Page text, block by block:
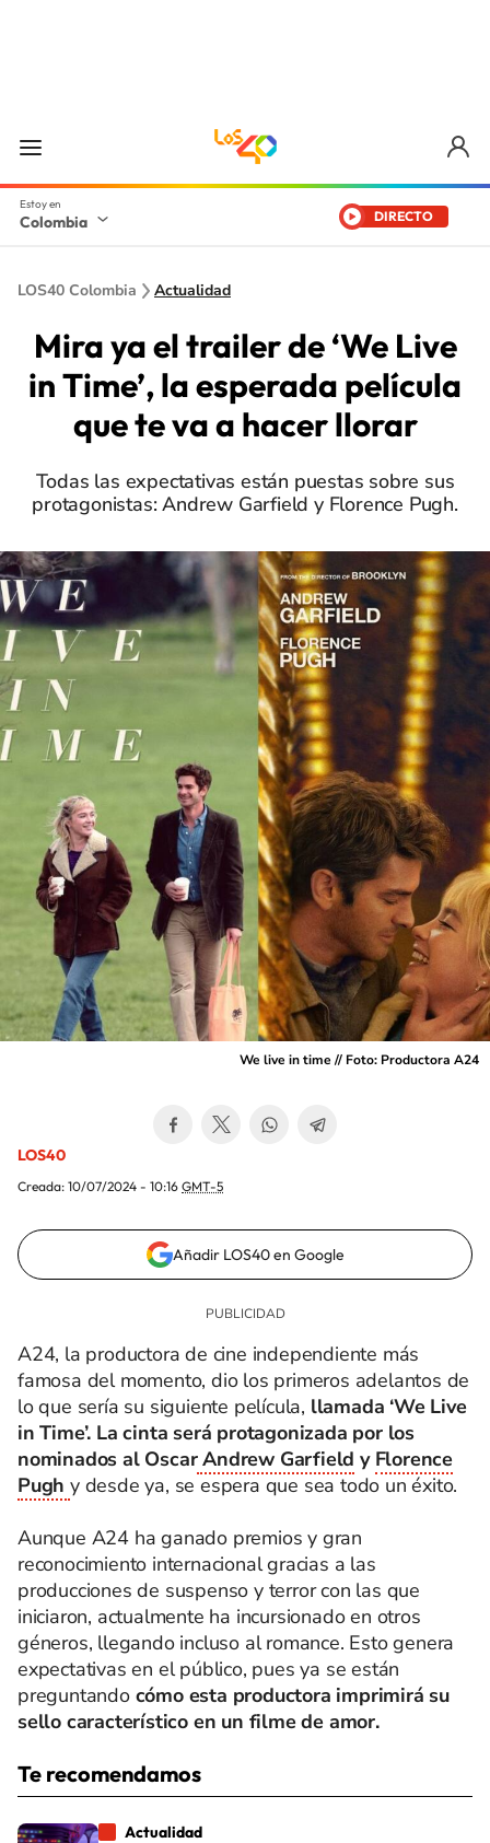
Colombia DIRECTO
LOS40 Colombia Actualidad
Mira ya el trailer de ‘We Live
in Time’, la esperada película
que te va a hacer llorar
Todas las expectativas están puestas sobre sus
protagonistas: Andrew Garfield y Florence Pugh.
We live in time // Foto: Productora A24
LOS40
Creada: 10/07/2024 - 10:16 GMT-5
Añadir LOS40 en Google
A24, la productora de cine independiente más
famosa del momento, dio los primeros adelantos de
lo que sería su siguiente película, llamada ‘We Live
in Time’. La cinta será protagonizada por los
nominados al OscarAndrew Garfield y Florence
Pugh y desde ya, se espera que sea todo un éxito.
Aunque A24 ha ganado premios y gran
reconocimiento internacional gracias a las
producciones de suspenso y terror con las que
iniciaron, actualmente ha incursionado en otros
géneros, llegando incluso al romance. Esto genera
expectativas en el público, pues ya se están
preguntandocómo esta productora imprimirá su
sello característico en un filme de amor.
Te recomendamos
Actualidad